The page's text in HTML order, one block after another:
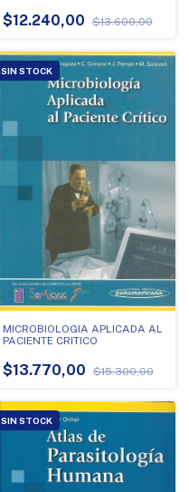
$12.240,00 $13.600,00
SIN STOCK
MICROBIOLOGIA APLICADA AL
PACIENTE CRITICO
$13.770,00 $15.300,00
SIN STOCK